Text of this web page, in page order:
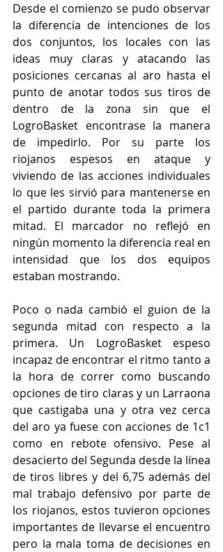
Desde el comienzo se pudo observar
la diferencia de intenciones de los
dos conjuntos, los locales con las
ideas muy claras y atacando las
posiciones cercanas al aro hasta el
punto de anotar todos sus tiros de
dentro de la zona sin que el
LogroBasket encontrase la manera
de impedirlo. Por su parte los
riojanos espesos en ataque y
viviendo de las acciones individuales
lo que les sirvió para mantenerse en
el partido durante toda la primera
mitad. El marcador no reflejó en
ningún momento la diferencia real en
intensidad que los dos equipos
estaban mostrando.
Poco o nada cambió el guion de la
segunda mitad con respecto a la
primera. Un LogroBasket espeso
incapaz de encontrar el ritmo tanto a
la hora de correr como buscando
opciones de tiro claras y un Larraona
que castigaba una y otra vez cerca
del aro ya fuese con acciones de 1c1
como en rebote ofensivo. Pese al
desacierto del Segunda desde la línea
de tiros libres y del 6,75 además del
mal trabajo defensivo por parte de
los riojanos, estos tuvieron opciones
importantes de llevarse el encuentro
pero la mala toma de decisiones en